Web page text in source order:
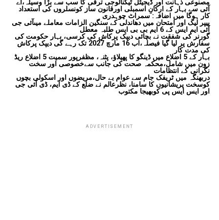
مصنوعی ذہانت اور ڈیجیٹل ٹیکنالوجی ترقی کا سب سے بڑا وسیلہ،اے
آئی سے بہار کے ارکانِ اسمبلی اورقانون ساز کونسلروں کی استعداد
کار ہوگا میں اضافہ: سمراٹ چوہدری
پیپر لیک اور امتحان میں دھاندلی کے سنگین الزامات معاملے میںآئی جی
آئی ایم ایس کے 6 ایم بی بی ایس طلبہ معطل
گورنر کی شفقت نے بچائی دیپک پرکاش کی کرسی، بہار حکومت کی
سفارش پر لیا گیا فیصلہ،اب 16 مارچ 2027 تک رہے گی دیپک پرکاش
کی مدت کار
بہار کے 5 اضلاع میں ڈینگو کا پھیلاؤ، پٹنہ، مظفرپور سمیت 5 اضلاع ریڈ
زون میں شامل،محکمہ صحت کی جانب سےخصوصی اور سخت
نگرانی کے انتظامات
دربھنگہ میں ٹریفک جام سے عوام بے حال،مریضوں اور اسکولی بچوں
کوسخت پریشانیوں کا سامنا، نظرعالم نے ضلع کے ڈی ایم، ڈی آئی جی
اور ایس ایس پی کوبھیجا مکتوب
ADVERTISEMENT